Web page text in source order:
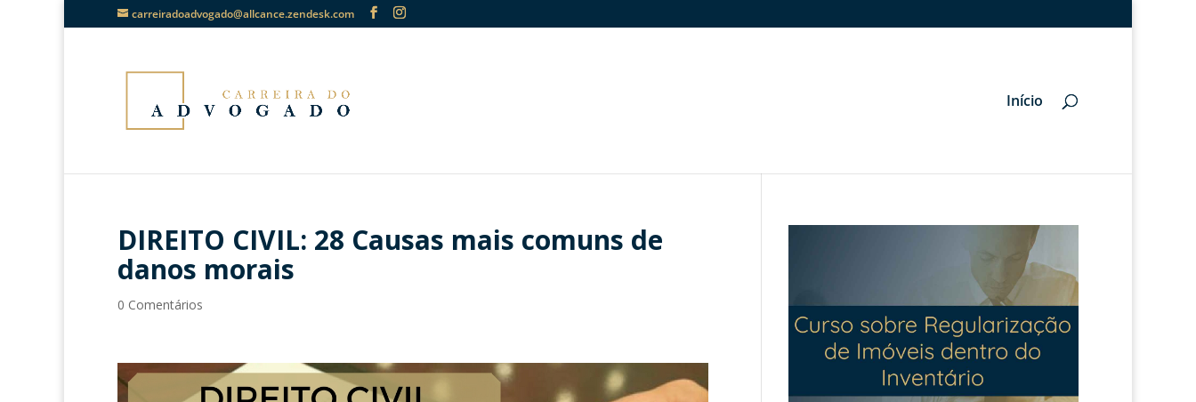
carreiradoadvogado@allcance.zendesk.com
Início
DIREITO CIVIL: 28 Causas mais comuns de
danos morais
0 Comentários